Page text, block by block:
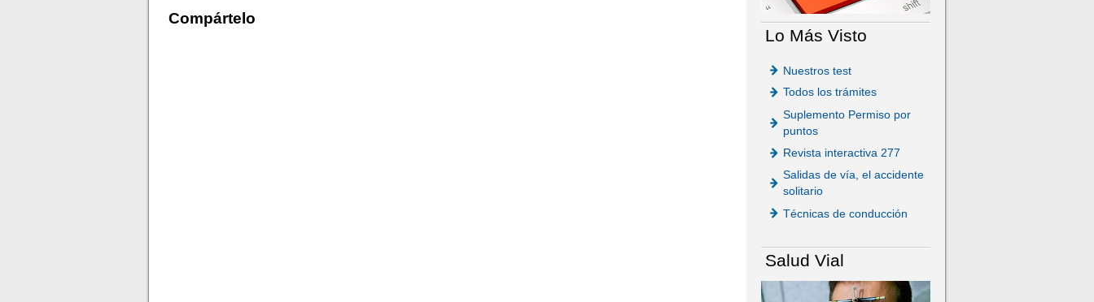
Compártelo
Lo Más Visto
Nuestros test
Todos los trámites
Suplemento Permiso por
puntos
Revista interactiva 277
Salidas de vía, el accidente
solitario
Técnicas de conducción
Salud Vial